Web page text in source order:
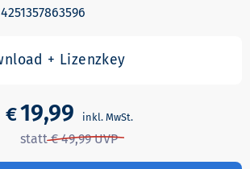
4251357863596
€19,99